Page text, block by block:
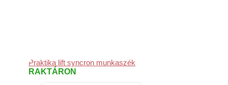
Praktika lift syncron munkaszék
RAKTÁRON